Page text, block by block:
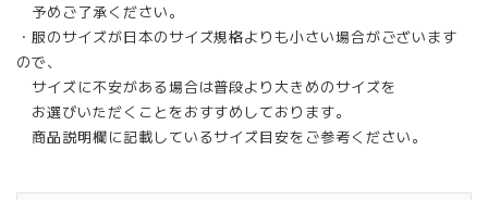
予めご了承ください。
・服のサイズが日本のサイズ規格よりも小さい場合がございます
ので、
サイズに不安がある場合は普段より大きめのサイズを
お選びいただくことをおすすめしております。
商品説明欄に記載しているサイズ目安をご参考ください。